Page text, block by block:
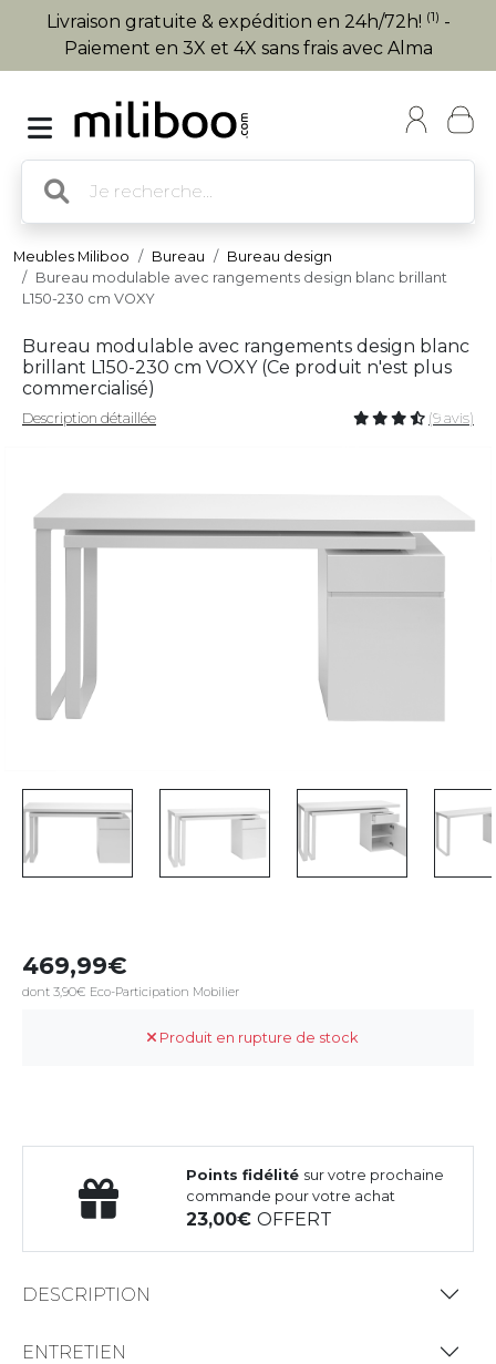
Livraison gratuite & expédition en 24h/72h! (1) -
Paiement en 3X et 4X sans frais avec Alma
Meubles Miliboo Bureau
Bureau design
Bureau modulable avec rangements design blanc brillant
L150-230 cm VOXY
Bureau modulable avec rangements design blanc
brillant L150-230 cm VOXY (Ce produit n'est plus
commercialisé)
Description détaillée (9 avis)
469,99
dont 3,90€ Eco-Participation Mobilier
Produit en rupture de stock
Points fidélité sur votre prochaine
commande pour votre achat
23,00OFFERT
DESCRIPTION
ENTRETIEN